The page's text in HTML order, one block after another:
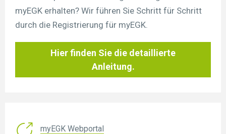
myEGK erhalten? Wir führen Sie Schritt für Schritt
durch die Registrierung für myEGK.
Hier finden Sie die detaillierte
Anleitung.
myEGK Webportal